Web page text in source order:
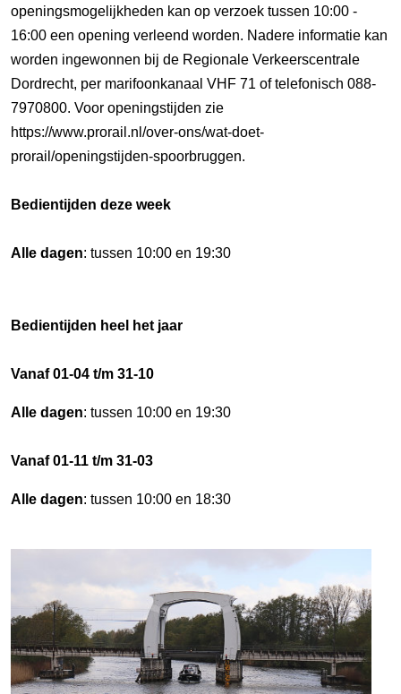
openingsmogelijkheden kan op verzoek tussen 10:00 -
16:00 een opening verleend worden. Nadere informatie kan
worden ingewonnen bij de Regionale Verkeerscentrale
Dordrecht, per marifoonkanaal VHF 71 of telefonisch 088-
7970800. Voor openingstijden zie
https://www.prorail.nl/over-ons/wat-doet-
prorail/openingstijden-spoorbruggen.
Bedientijden deze week
Alle dagen: tussen 10:00 en 19:30
Bedientijden heel het jaar
Vanaf 01-04 t/m 31-10
Alle dagen: tussen 10:00 en 19:30
Vanaf 01-11 t/m 31-03
Alle dagen: tussen 10:00 en 18:30